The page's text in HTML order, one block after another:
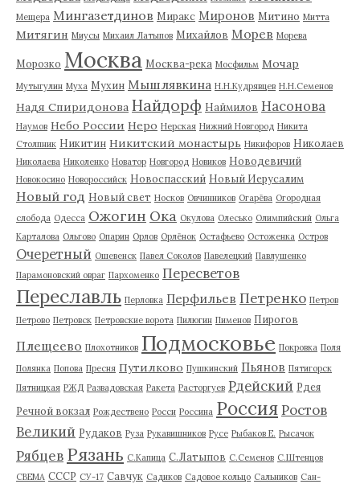
Мещера Мингазетдинов Миракс Миронов Митино Митта
Митягин Миусы Михаил Латыпов Михайлов Морев Морева
Морозко Москва Москва-река Мосфильм Мочар
Мутыгулин Муха Мухин Мышлявкина Н.Н.Кудрявцев Н.Н.Семенов
Надя Спиридонова Найдорф Наймилов Насонова
Наумов Небо России Неро Нерская Нижний Новгород Никита
Столпник Никитин Никитский монастырь Никифоров Николаев
Николаева Николенко Новатор Новгород Новиков Новодевичий
Новокосино Новороссийск Новоспасский Новый Иерусалим
Новый год Новый свет Носков Овчинников Огарёва Огородная
слобода Одесса Ожогин Ока Окулова Олесько Олимпийский Ольга
Карталова Ольгово Опарин Орлов Орлёнок Остафьево Остоженка Остров
Очеретный Ошевенск Павел Соколов Павелецкий Павлушенко
Парамоновский овраг Пархоменко Пересветов
Переславль Перловка Перфильев Петренко Петров
Петрово Петровск Петровские ворота Пилюгин Пименов Пирогов
Плещеево Плохотников Подмосковье Покровка Поля
Полянка Попова Пресня Путилково Пушкинский Пьянов Пятигорск
Пятницкая РЖД Развадовская Ракета Расторгуев Рдейский Рдея
Речной вокзал Рождествено Росси Россина Россия Ростов
Великий Рудаков Руза Рукавишников Русе Рыбаков Е. Рысачок
Рябцев Рязань С.Капица С.Латыпов С.Семенов С.Штенцов
СВЕМА СССР СУ-17 Савчук Садиков Садовое кольцо Сальников Сан-